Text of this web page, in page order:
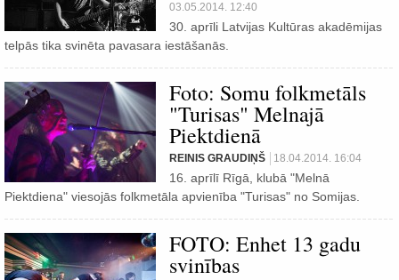
03.05.2014. 12:40
30. aprīli Latvijas Kultūras akadēmijas
telpās tika svinēta pavasara iestāšanās.
Foto: Somu folkmetāls
"Turisas" Melnajā
Piektdienā
REINIS GRAUDIŅŠ 18.04.2014. 16:04
16. aprīlī Rīgā, klubā "Melnā
Piektdiena" viesojās folkmetāla apvienība "Turisas" no Somijas.
FOTO: Enhet 13 gadu
svinības